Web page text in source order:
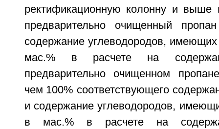
ректификационную колонну и выше
предварительно очищенный
содержание углеводородов,
мас.% в расчете на
предварительно очищенном
чем 100% соответствующего
и содержание углеводородов,
в мас.% в расчете на